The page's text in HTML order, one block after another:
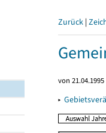
Zurück |
von
▸